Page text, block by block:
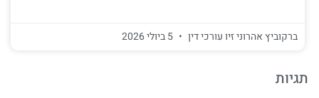
ברקוביץ אהרוני זיו עורכי דין
תגיות